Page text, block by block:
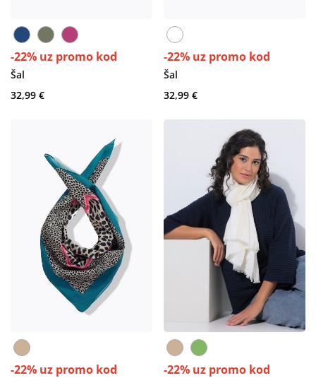
-22% uz promo kod
Šal
32,99 €
-22% uz promo kod
Šal
32,99 €
-22% uz promo kod -22% uz promo kod